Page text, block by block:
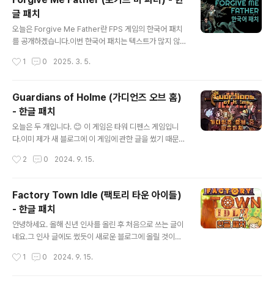
요. ▼ Forgive Me Father 2 (포기브 미 파더 2) - 한글
패치게임, 한글 패치, 한국어 패치, Forgive Me Father2
한글 패치, 포기브 미 파더2 한글 패치, FPSwww.wmup
date.com
글 패치
오늘은 Forgive Me Father란 FPS 게임의 한국어 패치
를 공개하겠습니다.이번 한국어 패치는 텍스트가 많지 않
로그를 모르시는 분들을 위해 이곳에도 계속 관련 자료를
면 됩니다. 게임의 초반 영상입니다.캡처한 용량이
너무 커서 좀 줄였더니 화질이 많이 떨어졌네요. ㅠ
ㅠ Forgive Me Father의 한국어 패치는 아래 링크
를 클릭해서 다운로드 받으시면 되겠습니다.↓ ↓ ↓ Fo
rgive Me Father (포기브 미 파더) - 한글 패치게임, 한
기브 미 파더 한글 패치, FP..
1 0 2025. 3. 5.
Guardians of Holme (가디언즈 오브 홈)
- 한글 패치
오늘은 두 개입니다. 😊 이 게임은 타워 디펜스 게임입니
다.이미 제가 새 블로그에 이 게임에 관한 글을 썼기 때문에
임을 좋아하시는 분이라면 한 번 해보셔도 좋을 것 같은 게
한글 패치도 사실은 검수를 빼면 제작이 완료된지 넉 달 정
도 된 것 같아요.게임 하는 데는 지장이 없지만 사실 검수를
제대로 하지 못해서 차일피일 미룬 게 이렇게 되었네요.사
실 검수는 빡세게(?) 하면 하루면 될 것 같은데 몸도 안 좋
고 컨디션이 들쭉날쭉 하다보니 계속 미루게 되었네요. 😣
😭지금도 병원에 다니고 있지만 머리카락이 아직 안 나고..
2 0 2024. 9. 15.
Factory Town Idle (팩토리 타운 아이들)
- 한글 패치
안녕하세요. 올해 신년 인사를 올린 후 처음으로 쓰는 글이
네요.그 인사 글에도 썼듯이 새로운 블로그에 올릴 것이라
올리고 이곳은 글을 알리는 차원으로 활용하려고 합니다.
1 0 2024. 9. 15.